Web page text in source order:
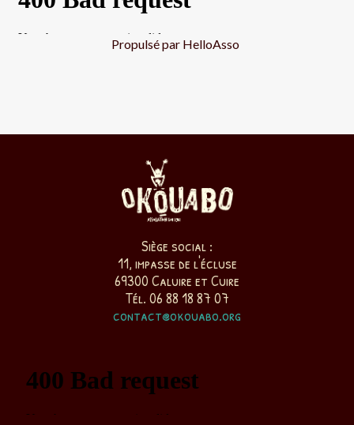
Propulsé par HelloAsso
Siège social :
11, impasse de l'écluse
69300 Caluire et Cuire
Tél. 06 88 18 87 07
contact@okouabo.org